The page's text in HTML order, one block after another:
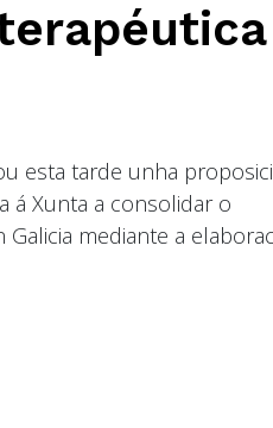
esta tarde unha
á Xunta a consolidar o
mediante a